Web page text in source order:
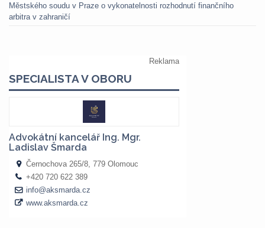
Městského soudu v Praze o vykonatelnosti rozhodnutí finančního
arbitra v zahraničí